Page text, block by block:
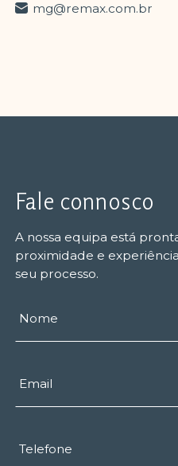
mg@remax.com.br
Fale connosco
A nossa equipa está
proximidade e
seu processo.
Nome
Email
Telefone